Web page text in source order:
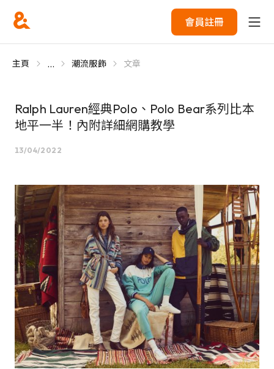
會員註冊
主頁 ... 潮流服飾 文章
Ralph Lauren經典Polo、Polo Bear系列比本
地平一半！內附詳細網購教學
13/04/2022